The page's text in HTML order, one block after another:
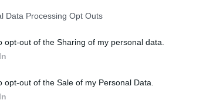
Data Processing Opt Outs
opt-out of the Sharing of my personal data.
opt-out of the Sale of my Personal Data.
mix di nostalgia e curiosità che fa battere il